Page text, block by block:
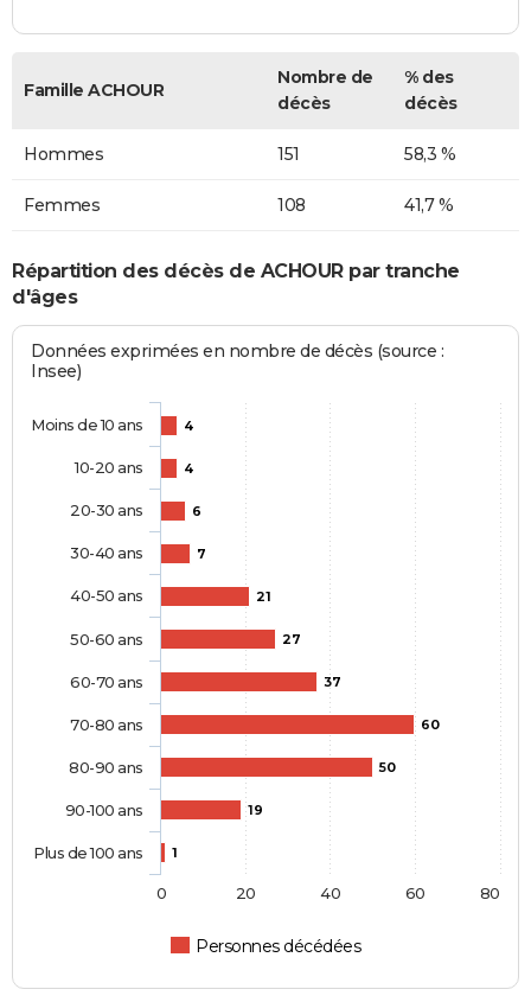
Famille ACHOUR
Nombre de
décès
% des
décès
Hommes 151 58,3 %
Femmes 108 41,7 %
Répartition des décès de ACHOUR par tranche
d'âges
Données exprimées en nombre de décès (source :
Insee)
4
4
6
7
21
27
37
60
50
19
1
Personnes décédées
Moins de 10 ans
10-20 ans
20-30 ans
30-40 ans
40-50 ans
50-60 ans
60-70 ans
70-80 ans
80-90 ans
90-100 ans
Plus de 100 ans
0 20 40 60 80